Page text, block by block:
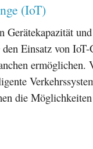
(IoT)
Gerätekapazität
Einsatz von IoT-
ermöglichen.
die Möglichkeiten